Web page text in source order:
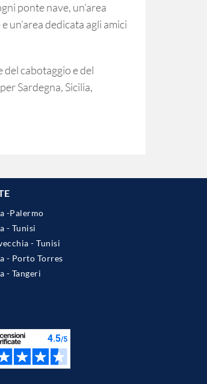
ponte nave, un’area
un’area dedicata agli amici
cabotaggio e del
Sardegna, Sicilia,
-Palermo
- Tunisi
- Tunisi
- Porto Torres
- Tangeri